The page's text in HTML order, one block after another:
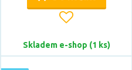
Skladem e-shop (1 ks)